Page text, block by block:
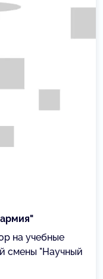
на учебные
смены "Научный